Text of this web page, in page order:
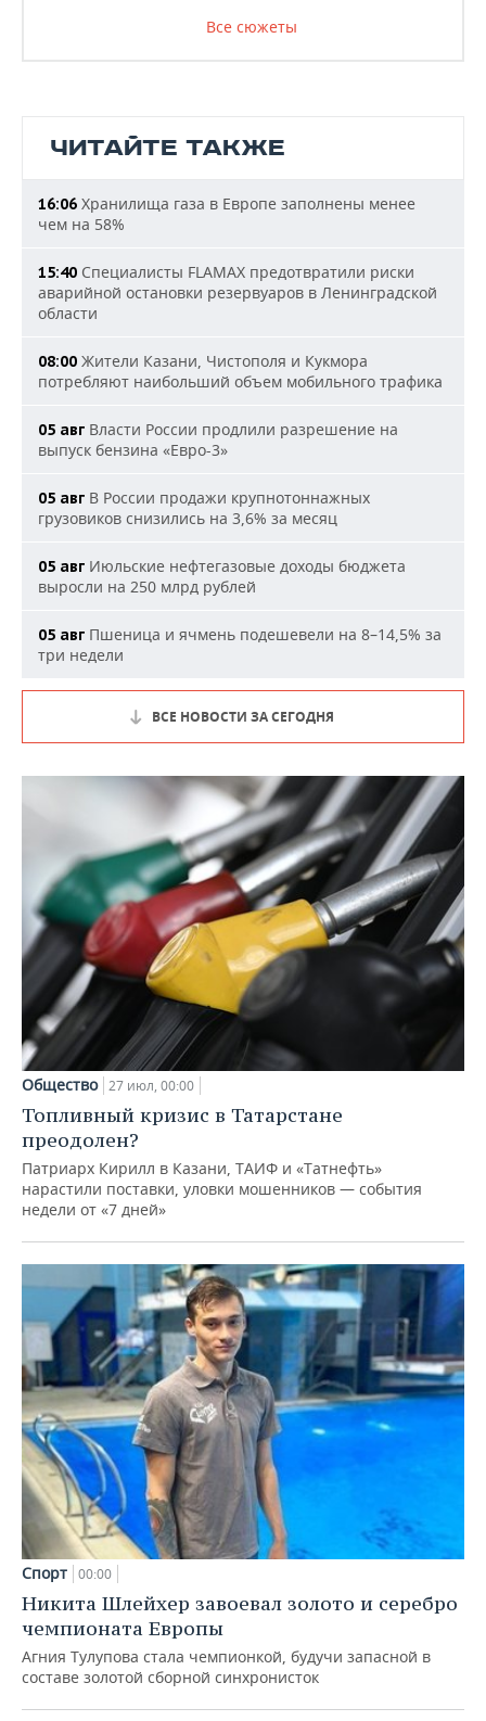
Все сюжеты
ЧИТАЙТЕ ТАКЖЕ
16:06 Хранилища газа в Европе заполнены менее
чем на 58%
15:40 Специалисты FLAMAX предотвратили риски
аварийной остановки резервуаров в Ленинградской
области
08:00 Жители Казани, Чистополя и Кукмора
потребляют наибольший объем мобильного трафика
05 авг Власти России продлили разрешение на
выпуск бензина «Евро-3»
05 авг В России продажи крупнотоннажных
грузовиков снизились на 3,6% за месяц
05 авг Июльские нефтегазовые доходы бюджета
выросли на 250 млрд рублей
05 авг Пшеница и ячмень подешевели на 8–14,5% за
три недели
ВСЕ НОВОСТИ ЗА СЕГОДНЯ
Общество 27 июл, 00:00
Топливный кризис в Татарстане
преодолен?
Патриарх Кирилл в Казани, ТАИФ и «Татнефть»
нарастили поставки, уловки мошенников — события
недели от «7 дней»
Спорт 00:00
Никита Шлейхер завоевал золото и серебро
чемпионата Европы
Агния Тулупова стала чемпионкой, будучи запасной в
составе золотой сборной синхронисток